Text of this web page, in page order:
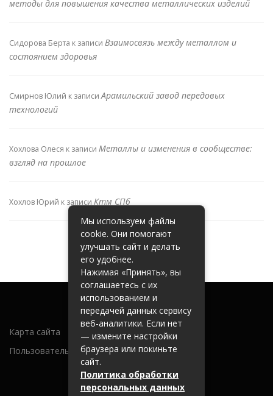
методы для повышения качества металлических изделий
Сидорова Берта к записи Взаимосвязь между металлом и
состоянием здоровья
Смирнов Юлий к записиАрамильский завод передовых
технологий
Хохлова Олеся к записи Металлы и изменения в сообществе:
взгляд на прошлое
Хохлов Юрий к записи Ктм СПб
Карта сайта
Пользовательское соглашение
Мы используем файлы
cookie. Они помогают
улучшать сайт и делать
его удобнее.
Нажимая «Принять», вы
соглашаетесь с их
использованием и
передачей данных сервису
веб-аналитики. Если нет
— измените настройки
браузера или покиньте
сайт.
Политика обработки
персональных данных